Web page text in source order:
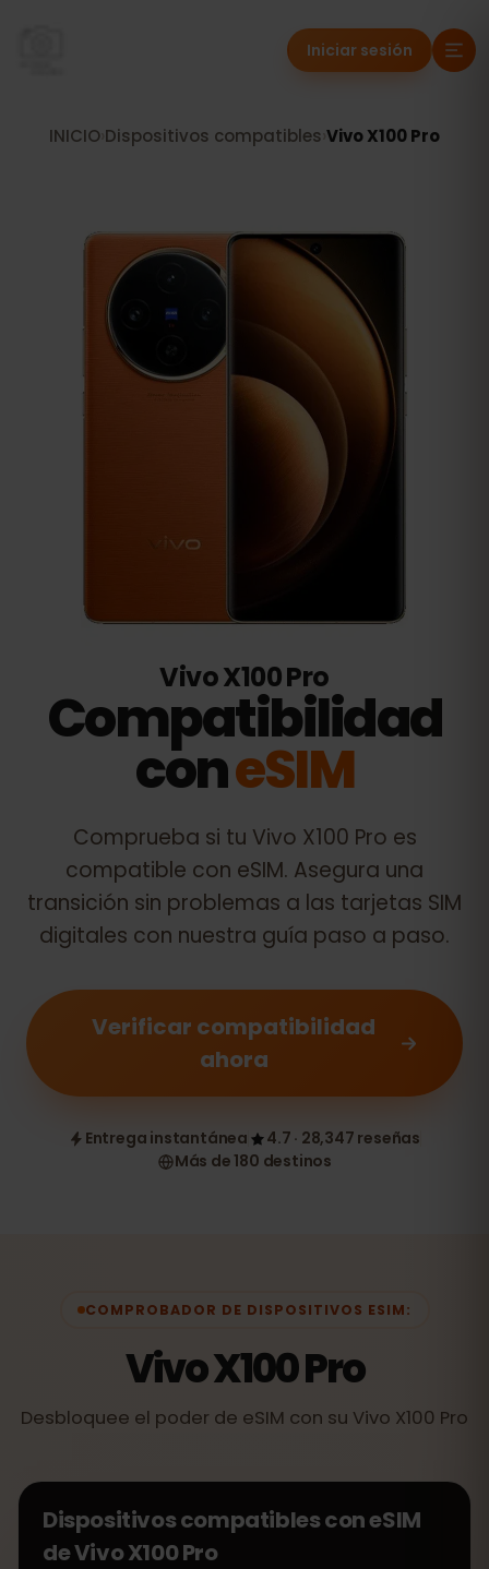
Iniciar sesión
INICIO Dispositivos compatibles Vivo X100 Pro
Vivo X100 Pro
Compatibilidad
coneSIM
Comprueba si tu Vivo X100 Pro es
compatible con eSIM. Asegura una
transición sin problemas a las tarjetas SIM
digitales con nuestra guía paso a paso.
Verificar compatibilidad
ahora
Entrega instantánea
4.7 · 28,347 reseñas
Más de 180 destinos
COMPROBADOR DE DISPOSITIVOS ESIM:
Vivo X100 Pro
Desbloquee el poder de eSIM con su Vivo X100 Pro
Dispositivos compatibles con eSIM
deVivo X100 Pro